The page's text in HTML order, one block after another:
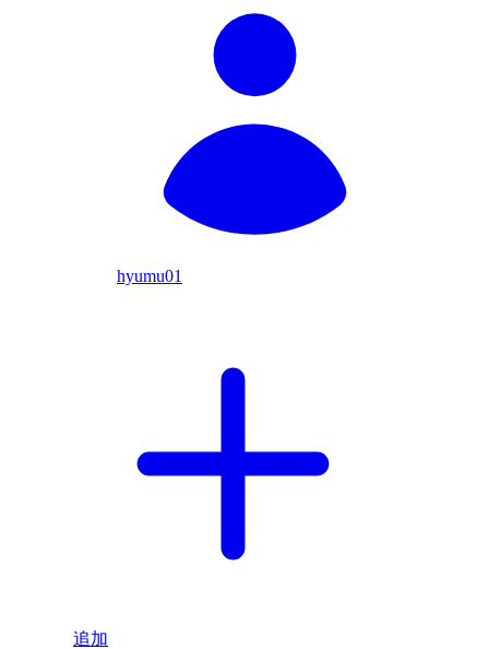
hyumu01
追加